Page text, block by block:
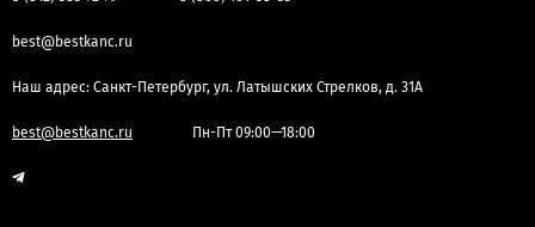
best@bestkanc.ru
Наш адрес: Санкт-Петербург, ул. Латышских Стрелков, д. 31А
best@bestkanc.ru Пн-Пт 09:00—18:00